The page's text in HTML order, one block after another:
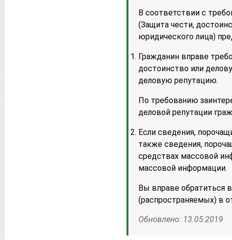
В соответствии с
(Защита чести,
юридического лица)
Гражданин вправе
достоинство или
деловую репутацию.
По требованию
деловой репутации
Если сведения,
также сведения,
средствах массовой
массовой информации.
Вы вправе обратиться
(распространяемых) в
Обновлено: 13.05.2019